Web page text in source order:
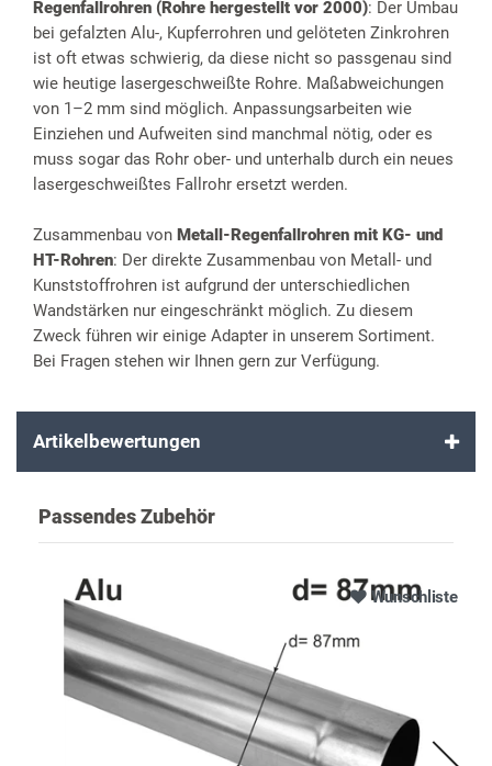
Regenfallrohren (Rohre hergestellt vor 2000): Der Umbau
bei gefalzten Alu-, Kupferrohren und gelöteten Zinkrohren
ist oft etwas schwierig, da diese nicht so passgenau sind
wie heutige lasergeschweißte Rohre. Maßabweichungen
von 1–2 mm sind möglich. Anpassungsarbeiten wie
Einziehen und Aufweiten sind manchmal nötig, oder es
muss sogar das Rohr ober- und unterhalb durch ein neues
lasergeschweißtes Fallrohr ersetzt werden.
Zusammenbau von Metall-Regenfallrohren mit KG- und
HT-Rohren: Der direkte Zusammenbau von Metall- und
Kunststoffrohren ist aufgrund der unterschiedlichen
Wandstärken nur eingeschränkt möglich. Zu diesem
Zweck führen wir einige Adapter in unserem Sortiment.
Bei Fragen stehen wir Ihnen gern zur Verfügung.
Artikelbewertungen
Passendes Zubehör
Wunschliste